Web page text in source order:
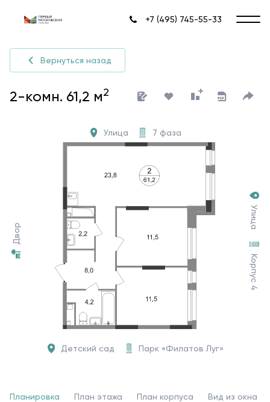
+7 (495) 745-55-33
Вернуться назад
2-комн. 61,2 м2
Двор
Улица
Корпус 4
Детский сад Парк «Филатов Луг»
Улица 7 фаза
Планировка План этажа План корпуса Вид из окна